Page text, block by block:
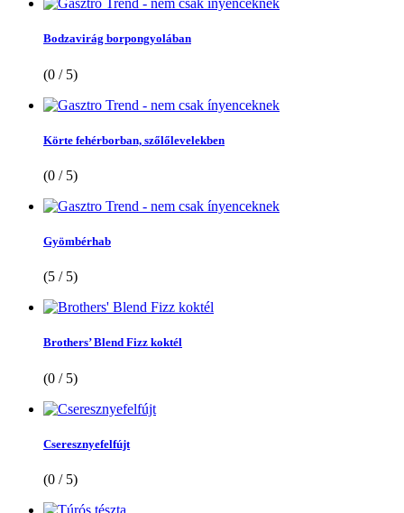
Bodzavirág borpongyolában
(0 / 5)
Körte fehérborban, szőlőlevelekben
(0 / 5)
Gyömbérhab
(5 / 5)
Brothers’ Blend Fizz koktél
(0 / 5)
Cseresznyefelfújt
(0 / 5)